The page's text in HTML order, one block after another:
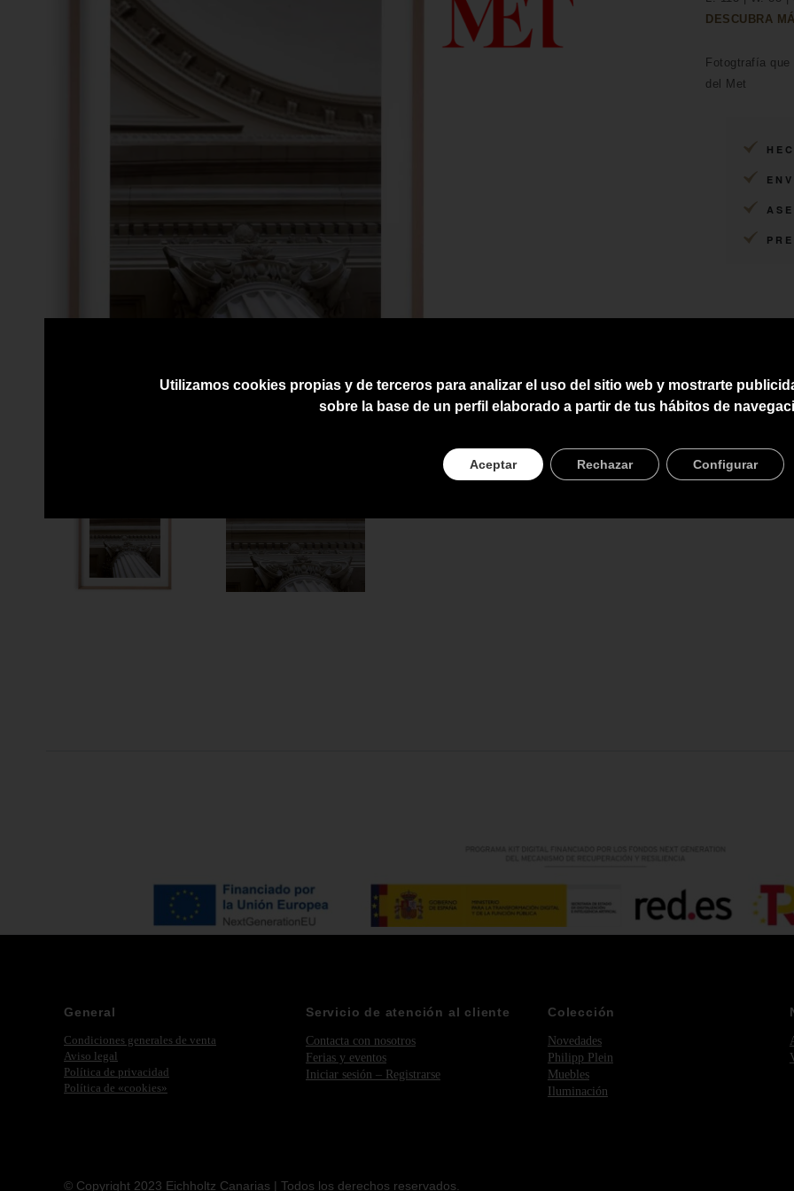
DESCUBRA
Fotogtrafía
del Met
General
Condiciones generales de venta
Aviso legal
Política de privacidad
Política de «cookies»
Servicio de atención al cliente
Contacta con nosotros
Ferias y eventos
Iniciar sesión – Registrarse
Colección
Novedades
Philipp Plein
Muebles
Iluminación
© Copyright 2023 Eichholtz Canarias | Todos los derechos reservados.
Utilizamos cookies propias y de terceros para analizar el uso del sitio web y mostrarte
sobre la base de un perfil elaborado a partir de tus hábitos de
Aceptar Rechazar Configurar